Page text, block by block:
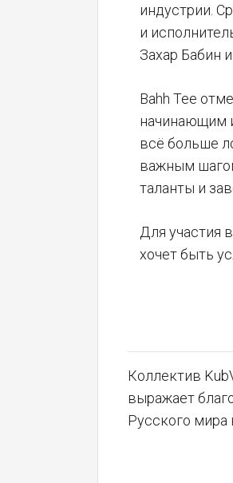
индустрии.
и
Захар Бабин
Bahh Tee
начинающим
всё больше
важным
таланты и
Для участия
хочет быть
Коллектив
выражает
Русского мира